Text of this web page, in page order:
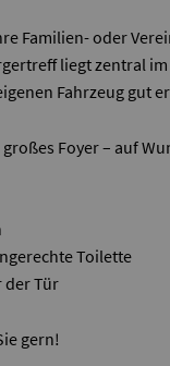
Familien- oder
liegt zentral
Fahrzeug gut
Foyer – auf
Toilette
der Tür
gern!